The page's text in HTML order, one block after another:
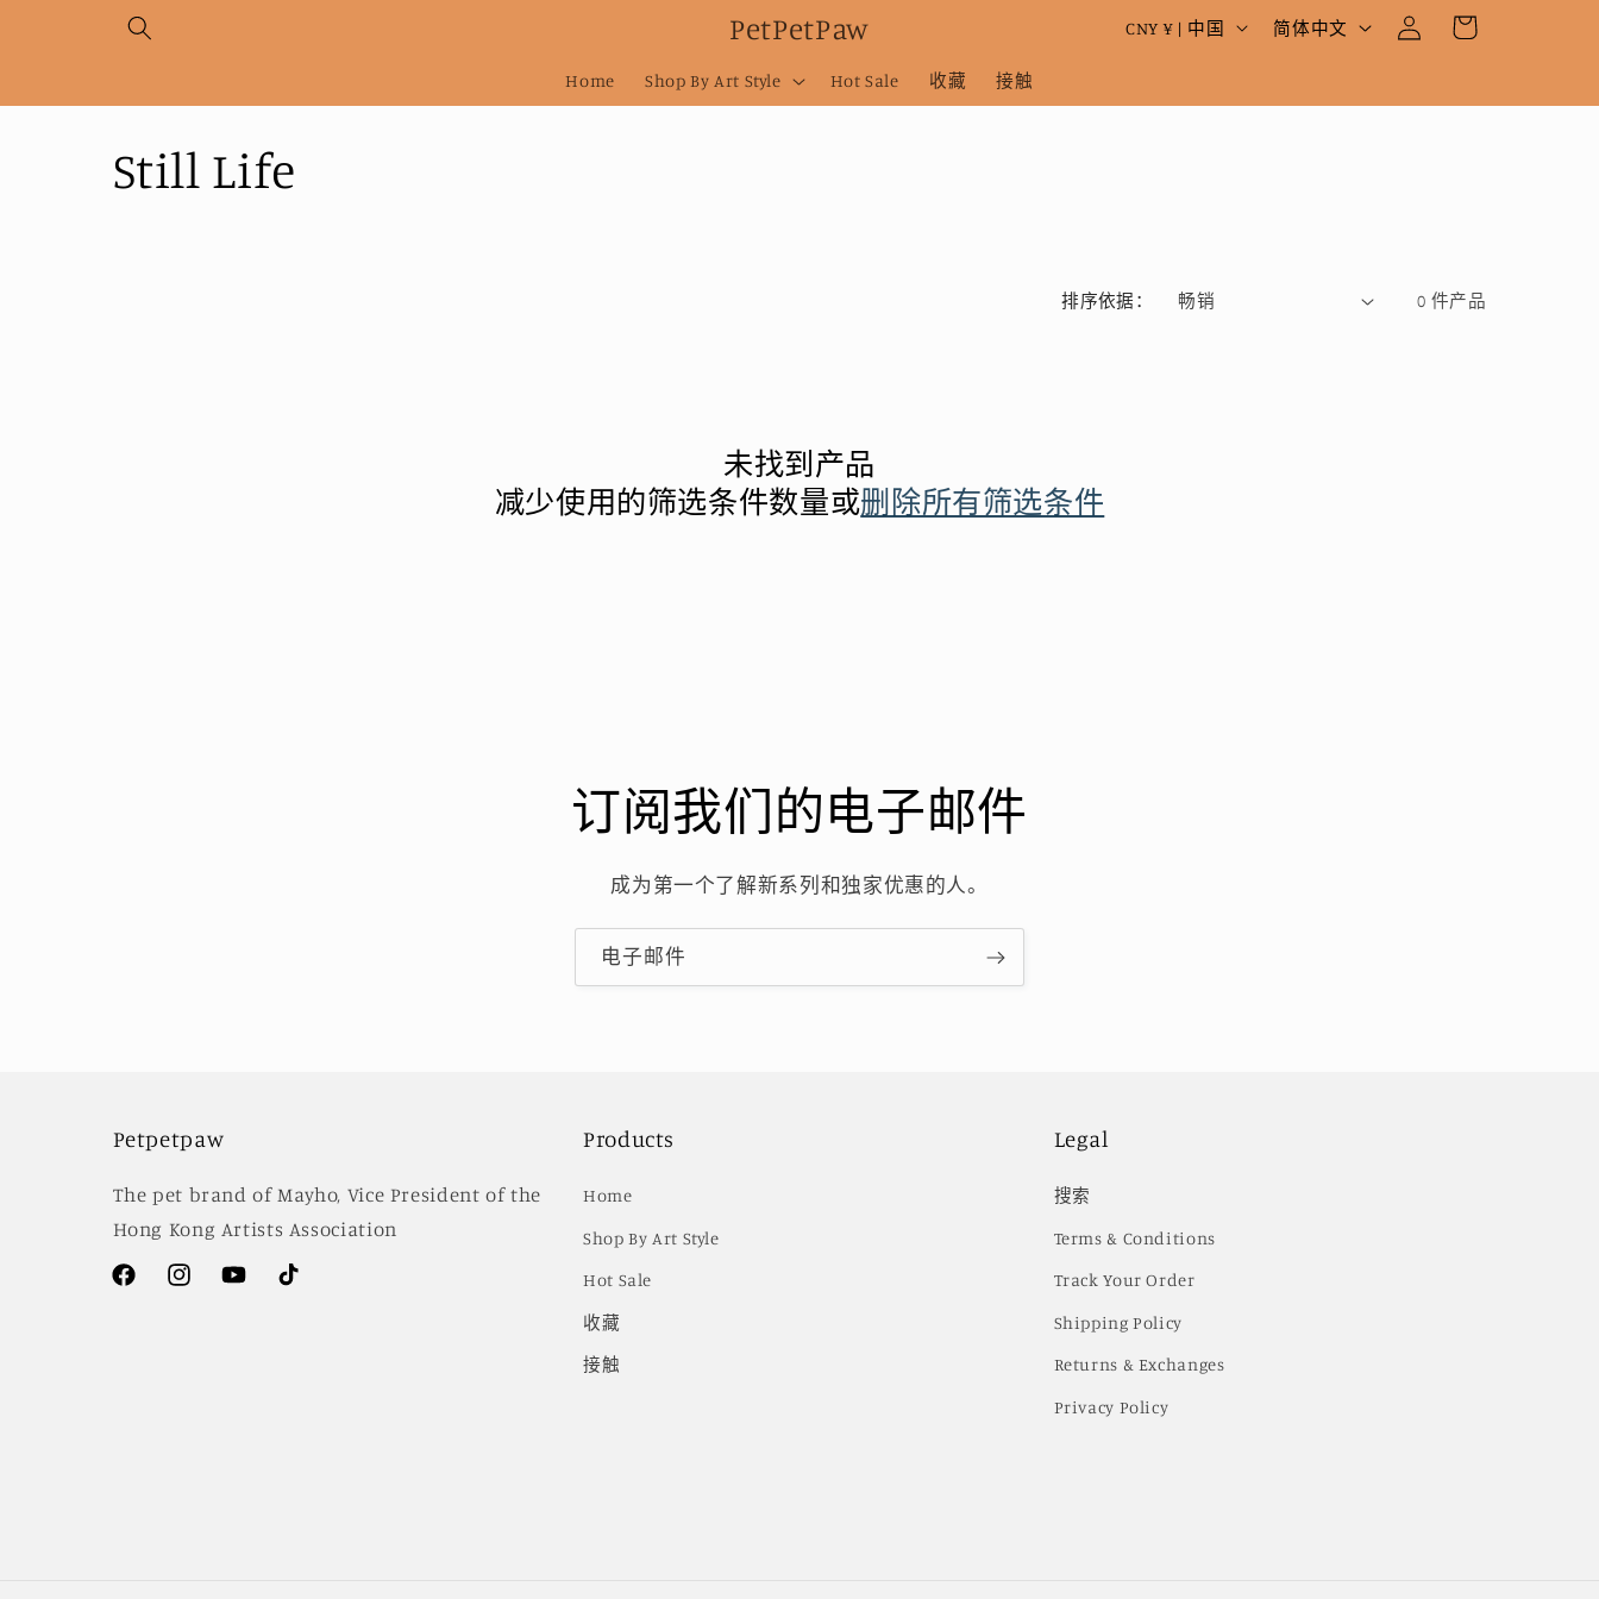
PetPetPaw
Home Shop By Art Style Hot Sale 收藏 接触
国
/
CNY ¥ | 中国
语
简体中文
登
录
物
收
Still Life
排序依据： 0 件产品
未找到产品
减少使用的筛选条件数量或删除所有筛选条件
订阅我们的电子邮件
成为第一个了解新系列和独家优惠的人。
电子邮件
Petpetpaw
The pet brand of Mayho, Vice President of the
Hong Kong Artists Association
FacebookInstagramYouTubeTikTok
Products
Home
Shop By Art Style
Hot Sale
收藏
接触
Legal
搜索
Terms & Conditions
Track Your Order
Shipping Policy
Returns & Exchanges
Privacy Policy